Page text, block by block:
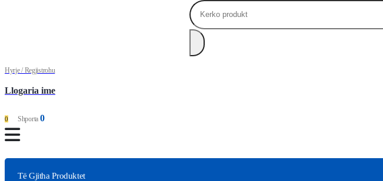
Hyrje / Regjistrohu
Llogaria ime
0 Shporta 0
Të Gjitha Produktet